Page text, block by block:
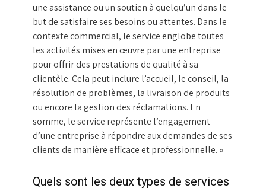
une assistance ou un soutien à quelqu’un dans le
but de satisfaire ses besoins ou attentes. Dans le
contexte commercial, le service englobe toutes
les activités mises en œuvre par une entreprise
pour offrir des prestations de qualité à sa
clientèle. Cela peut inclure l’accueil, le conseil, la
résolution de problèmes, la livraison de produits
ou encore la gestion des réclamations. En
somme, le service représente l’engagement
d’une entreprise à répondre aux demandes de ses
clients de manière efficace et professionnelle. »
Quels sont les deux types de services